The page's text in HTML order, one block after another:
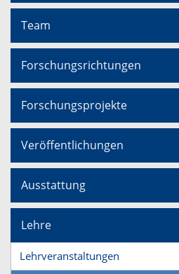
Team
Forschungsrichtungen
Forschungsprojekte
Veröffentlichungen
Ausstattung
Lehre
Lehrveranstaltungen